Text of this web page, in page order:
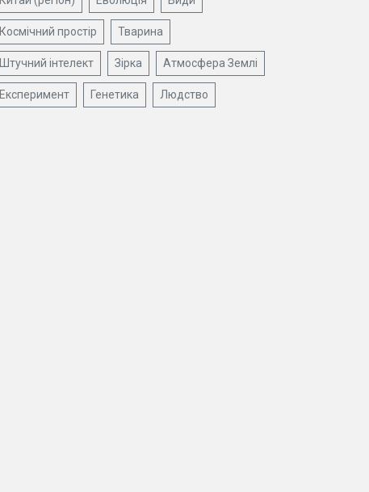
Космічний простір Тварина
Штучний інтелект Зірка Атмосфера Землі
Експеримент Генетика Людство